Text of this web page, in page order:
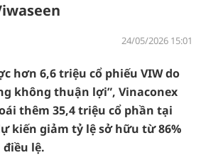
24/05/2026 15:01
hơn 6,6 triệu cổ phiếu VIW do
không thuận lợi”, Vinaconex
thêm 35,4 triệu cổ phần tại
kiến giảm tỷ lệ sở hữu từ 86%
điều lệ.